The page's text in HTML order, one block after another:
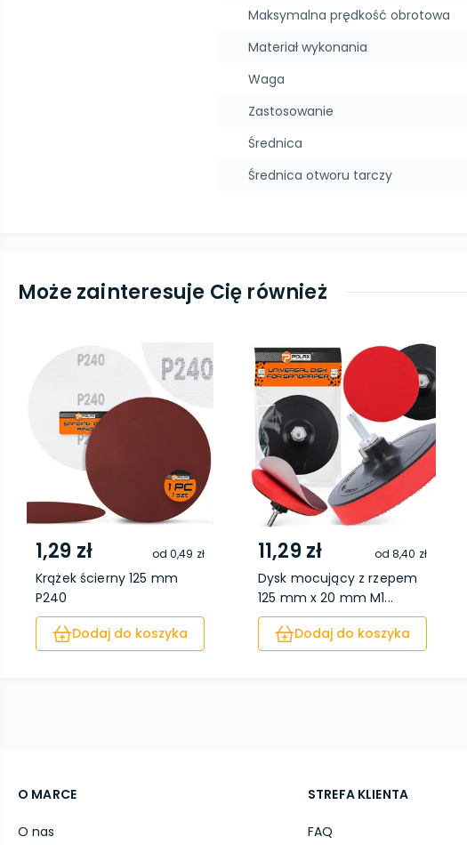
Maksymalna prędkość obrotowa
Materiał wykonania
Waga
Zastosowanie
Średnica
Średnica otworu tarczy
Może zainteresuje Cię również
1,29 zł od0,49 zł
Krążek ścierny 125 mm
P240
Dodaj do koszyka
11,29 zł od8,40 zł
Dysk mocujący z rzepem
125 mm x 20 mm M1...
Dodaj do koszyka
O MARCE
O nas
STREFA KLIENTA
FAQ